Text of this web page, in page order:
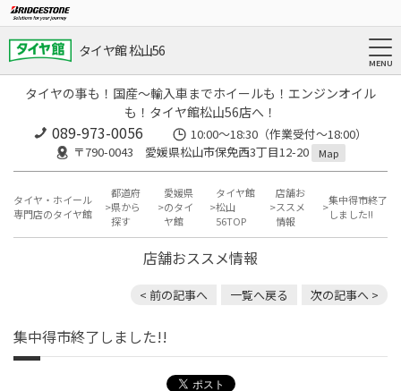
タイヤ館 松山56
タイヤの事も！国産～輸入車までホイールも！エンジンオイル
も！タイヤ館松山56店へ！
089-973-0056
10:00～18:30（作業受付～18:00）
〒790-0043 愛媛県松山市保免西3丁目12-20
Map
タイヤ・ホイール
専門店のタイヤ館
都道府
県から
探す
愛媛県
のタイ
ヤ館
タイヤ館
松山
56TOP
店舗お
ススメ
情報
集中得市終了
しました!!
店舗おススメ情報
< 前の記事へ 一覧へ戻る 次の記事へ >
集中得市終了しました!!